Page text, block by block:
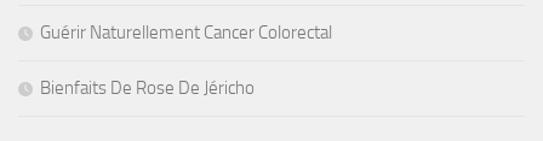
Guérir Naturellement Cancer Colorectal
Bienfaits De Rose De Jéricho